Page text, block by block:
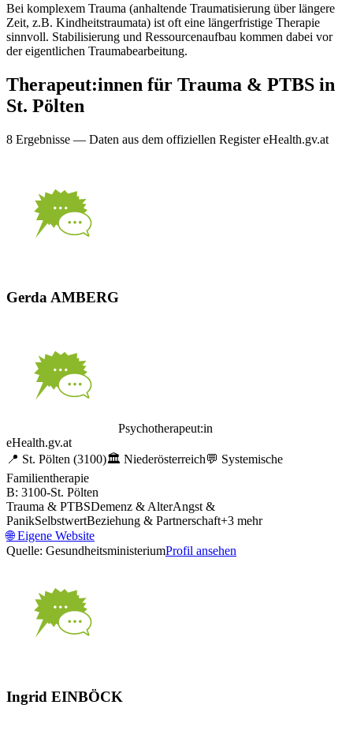
Bei komplexem Trauma (anhaltende Traumatisierung über längere
Zeit, z.B. Kindheitstraumata) ist oft eine längerfristige Therapie
sinnvoll. Stabilisierung und Ressourcenaufbau kommen dabei vor
der eigentlichen Traumabearbeitung.
Therapeut:innen für Trauma & PTBS in
St. Pölten
8 Ergebnisse — Daten aus dem offiziellen Register eHealth.gv.at
Gerda AMBERG
Psychotherapeut:in
eHealth.gv.at
📍 St. Pölten (3100)🏛️ Niederösterreich💬 Systemische
Familientherapie
B: 3100-St. Pölten
Trauma & PTBSDemenz & AlterAngst &
PanikSelbstwertBeziehung & Partnerschaft+3 mehr
🌐Eigene Website
Quelle: GesundheitsministeriumProfil ansehen
Ingrid EINBÖCK